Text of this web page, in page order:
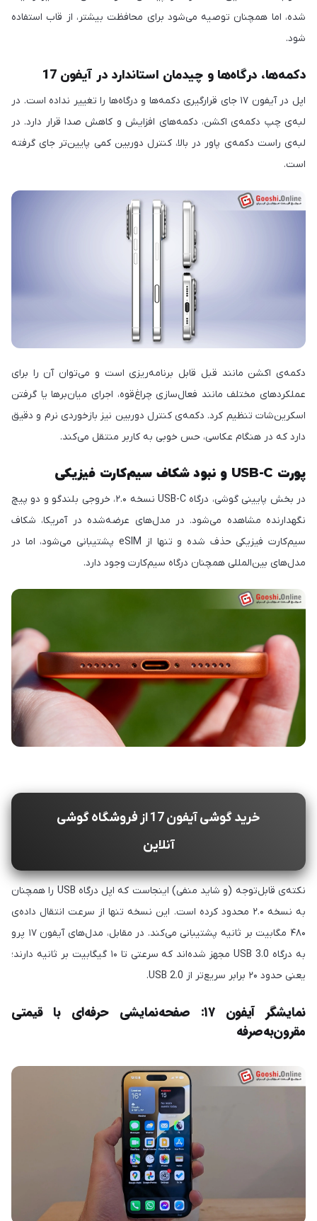
شده، اما همچنان توصیه می‌شود برای محافظت بیشتر، از قاب استفاده
شود.
دکمه‌ها، درگاه‌ها و چیدمان استاندارد در آیفون 17
اپل در آیفون ۱۷ جای قرارگیری دکمه‌ها و درگاه‌ها را تغییر نداده است. در
لبه‌ی چپ دکمه‌ی اکشن، دکمه‌های افزایش و کاهش صدا قرار دارد. در
لبه‌ی راست دکمه‌ی پاور در بالا، کنترل دوربین کمی پایین‌تر جای گرفته
است.
دکمه‌ی اکشن مانند قبل قابل برنامه‌ریزی است و می‌توان آن را برای
عملکردهای مختلف مانند فعال‌سازی چراغ‌قوه، اجرای میان‌برها یا گرفتن
اسکرین‌شات تنظیم کرد. دکمه‌ی کنترل دوربین نیز بازخوردی نرم و دقیق
دارد که در هنگام عکاسی، حس خوبی به کاربر منتقل می‌کند.
پورت USB-C و نبود شکاف سیم‌کارت فیزیکی
در بخش پایینی گوشی، درگاه USB-C نسخه ۲.۰، خروجی بلندگو و دو پیچ
نگهدارنده مشاهده می‌شود. در مدل‌های عرضه‌شده در آمریکا، شکاف
سیم‌کارت فیزیکی حذف شده و تنها از eSIM پشتیبانی می‌شود، اما در
مدل‌های بین‌المللی همچنان درگاه سیم‌کارت وجود دارد.
خرید گوشی آیفون 17 از فروشگاه گوشی
آنلاین
نکته‌ی قابل‌توجه (و شاید منفی) اینجاست که اپل درگاه USB را همچنان
به نسخه ۲.۰ محدود کرده است. این نسخه تنها از سرعت انتقال داده‌ی
۴۸۰ مگابیت بر ثانیه پشتیبانی می‌کند. در مقابل، مدل‌های آیفون ۱۷ پرو
به درگاه USB 3.0 مجهز شده‌اند که سرعتی تا ۱۰ گیگابیت بر ثانیه دارند؛
یعنی حدود ۲۰ برابر سریع‌تر از USB 2.0.
نمایشگر آیفون ۱۷: صفحه‌نمایشی حرفه‌ای با قیمتی
مقرون‌به‌صرفه